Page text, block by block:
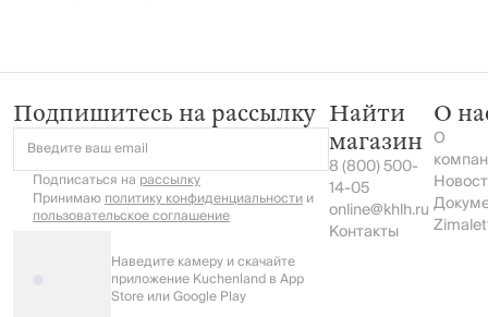
Подпишитесь на рассылку
Введите ваш email
Подписаться на рассылку
Принимаюполитику конфиденциальностии
пользовательское соглашение
Наведите камеру и скачайте
приложение Kuchenland в App
Store или Google Play
Найти
магазин
8 (800) 500-
14-05
online@khlh.ru
Контакты
О
О